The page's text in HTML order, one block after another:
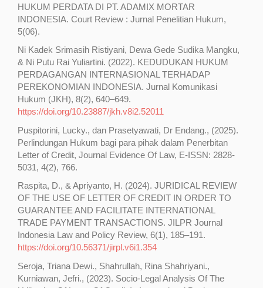
HUKUM PERDATA DI PT. ADAMIX MORTAR
INDONESIA. Court Review : Jurnal Penelitian Hukum,
5(06).
Ni Kadek Srimasih Ristiyani, Dewa Gede Sudika Mangku,
& Ni Putu Rai Yuliartini. (2022). KEDUDUKAN HUKUM
PERDAGANGAN INTERNASIONAL TERHADAP
PEREKONOMIAN INDONESIA. Jurnal Komunikasi
Hukum (JKH), 8(2), 640–649.
https://doi.org/10.23887/jkh.v8i2.52011
Puspitorini, Lucky., dan Prasetyawati, Dr Endang., (2025).
Perlindungan Hukum bagi para pihak dalam Penerbitan
Letter of Credit, Journal Evidence Of Law, E-ISSN: 2828-
5031, 4(2), 766.
Raspita, D., & Apriyanto, H. (2024). JURIDICAL REVIEW
OF THE USE OF LETTER OF CREDIT IN ORDER TO
GUARANTEE AND FACILITATE INTERNATIONAL
TRADE PAYMENT TRANSACTIONS. JILPR Journal
Indonesia Law and Policy Review, 6(1), 185–191.
https://doi.org/10.56371/jirpl.v6i1.354
Seroja, Triana Dewi., Shahrullah, Rina Shahriyani.,
Kurniawan, Jefri., (2023). Socio-Legal Analysis Of The